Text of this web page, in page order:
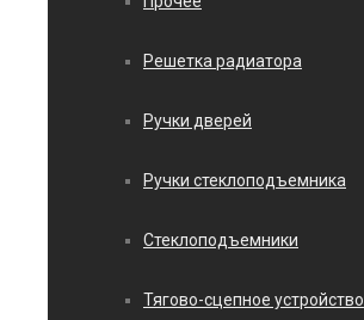
Решетка радиатора
Ручки дверей
Ручки стеклоподъемника
Стеклоподъемники
Тягово-сцепное устройство